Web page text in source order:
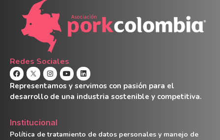
Redes Sociales
Representamos y servimos con pasión para el
desarrollo de una industria sostenible y competitiva.
Institucional
Política de tratamiento de datos personales y manejo de